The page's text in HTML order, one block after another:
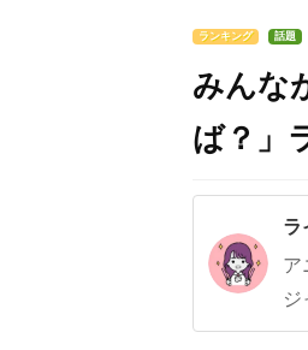
ランキング 話題
みんな
ば？」
ラ
ア
ジ